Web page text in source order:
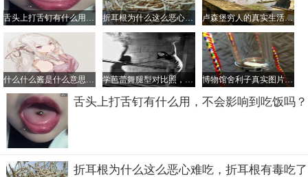
舌头上打舌钉有什么用，不会影响到吃饭吗？ 折耳根为什么这么恶心难吃，折耳根有毒吃了会伤肾真的吗？ 卢森堡穷人的真实生活是怎样的，可以去卢森堡打工吗？
什么什么酱是什么意思，酱是对女生的称呼吗？ 学芭蕾舞腿型对比照，学芭蕾舞最晚年龄是多大？ 博物馆舍利子真实图片，看舍利子什么颜色的好
舌头上打舌钉有什么用，不会影响到吃饭吗？
折耳根为什么这么恶心难吃，折耳根有毒吃了